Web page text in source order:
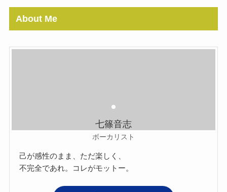
About Me
七篠音志
ボーカリスト
己が感性のまま、ただ楽しく、
不完全であれ。コレがモットー。